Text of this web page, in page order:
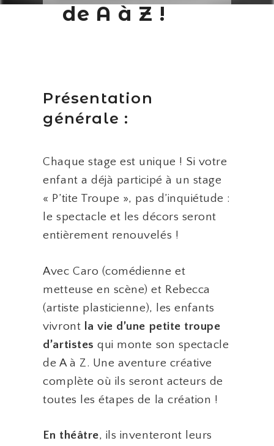
de A à Z !
Présentation
générale :
Chaque stage est unique ! Si votre
enfant a déjà participé à un stage
« P’tite Troupe », pas d’inquiétude :
le spectacle et les décors seront
entièrement renouvelés !
Avec Caro (comédienne et
metteuse en scène) et Rebecca
(artiste plasticienne), les enfants
vivront la vie d’une petite troupe
d’artistes qui monte son spectacle
de A à Z. Une aventure créative
complète où ils seront acteurs de
toutes les étapes de la création !
En théâtre, ils inventeront leurs